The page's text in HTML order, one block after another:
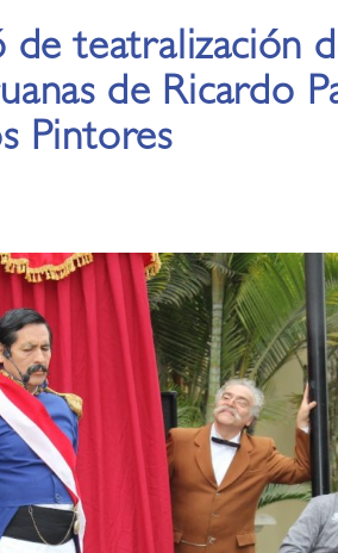
de teatralización
de Ricardo
Pintores